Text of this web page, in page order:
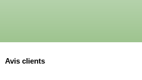
Avis clients